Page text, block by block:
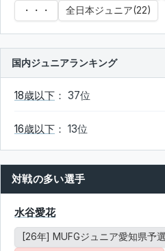
・・・
全日本ジュニア(22)
国内ジュニアランキング
18歳以下 ： 37位
16歳以下 ： 13位
対戦の多い選手
水谷愛花
[26年] MUFGジュニア愛知県予